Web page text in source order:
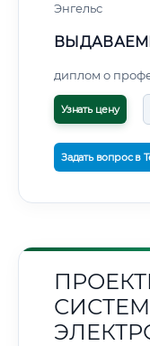
Энгельс
диплом о
Узнать цену
Задать вопрос в
СИСТЕМ